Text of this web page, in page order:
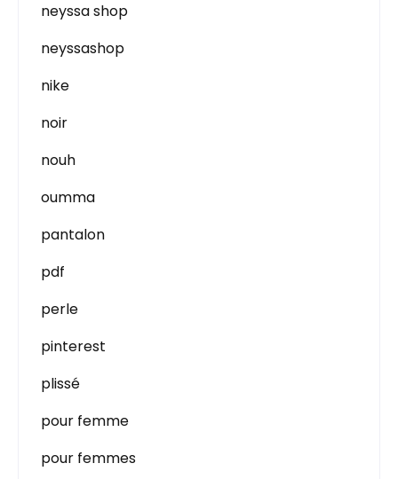
neyssa shop
neyssashop
nike
noir
nouh
oumma
pantalon
pdf
perle
pinterest
plissé
pour femme
pour femmes